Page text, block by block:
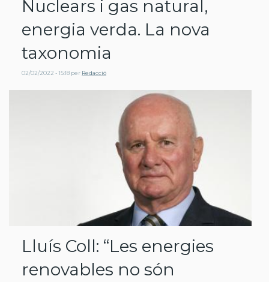
Nuclears i gas natural,
energia verda. La nova
taxonomia
02/02/2022 - 15:18 per Redacció
Lluís Coll: “Les energies
renovables no són